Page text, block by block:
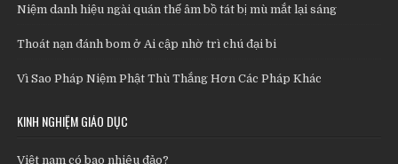
Niệm danh hiệu ngài quán thế âm bồ tát bị mù mắt lại sáng
Thoát nạn đánh bom ở Ai cập nhờ trì chú đại bi
Vì Sao Pháp Niệm Phật Thù Thắng Hơn Các Pháp Khác
KINH NGHIỆM GIÁO DỤC
Việt nam có bao nhiêu đảo?